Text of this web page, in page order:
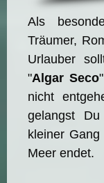
Als
Träumer,
Urlauber
"Algar Seco
nicht
gelangst
kleiner
Meer endet.